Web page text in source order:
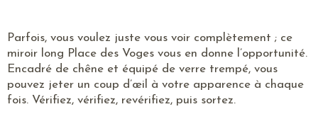
Parfois, vous voulez juste vous voir complètement ; ce
miroir long Place des Voges vous en donne l’opportunité.
Encadré de chêne et équipé de verre trempé, vous
pouvez jeter un coup d’œil à votre apparence à chaque
fois. Vérifiez, vérifiez, revérifiez, puis sortez.